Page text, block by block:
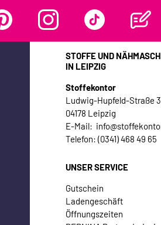
STOFFE UND
IN LEIPZIG
Stoffekontor
Ludwig-Hupfeld-Straße
04178 Leipzig
E-Mail:
Telefon: (0341) 468 49 65
UNSER SERVICE
Gutschein
Ladengeschäft
Öffnungszeiten